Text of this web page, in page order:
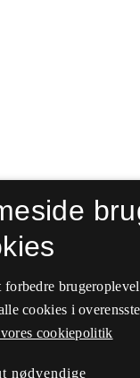
cookies i
vores cookiepolitik
nødvendige